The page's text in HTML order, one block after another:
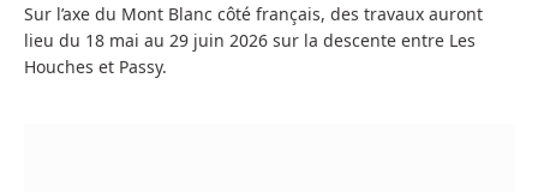
Sur l’axe du Mont Blanc côté français, des travaux auront
lieu du 18 mai au 29 juin 2026 sur la descente entre Les
Houches et Passy.